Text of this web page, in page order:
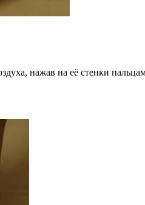
нажав на её стенки